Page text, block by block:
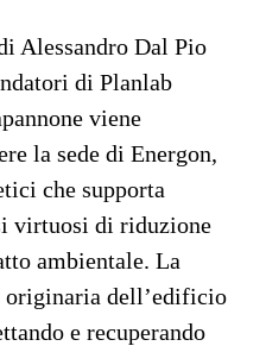
Alessandro Dal Pio
di Planlab
viene
la sede di Energon,
che supporta
virtuosi di riduzione
ambientale. La
originaria dell’edificio
e recuperando